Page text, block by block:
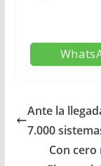
Ante la
7.000
Con cero